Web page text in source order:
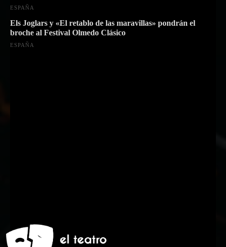
ESPAÑA
Els Joglars y «El retablo de las maravillas» pondrán el
broche al Festival Olmedo Clásico
ESPAÑA